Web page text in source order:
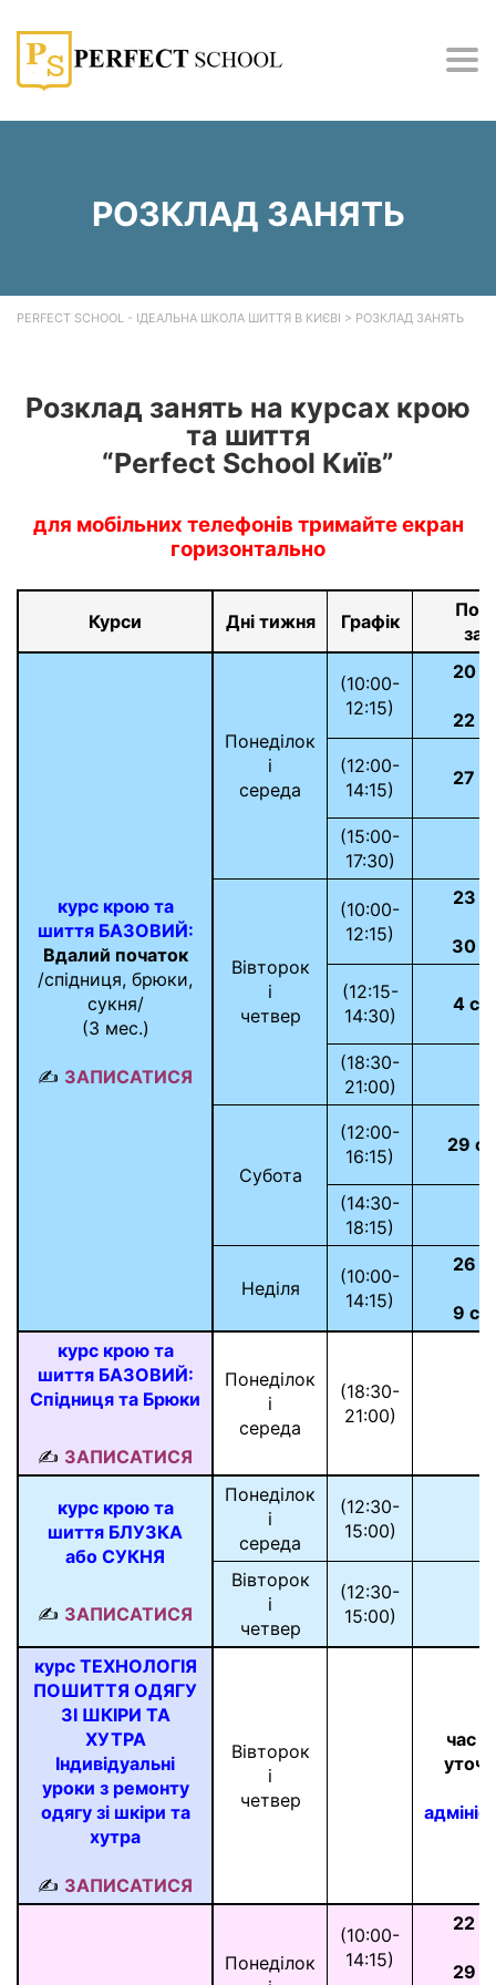
РОЗКЛАД ЗАНЯТЬ
PERFECT SCHOOL - ІДЕАЛЬНА ШКОЛА ШИТТЯ В КИЄВІ > РОЗКЛАД ЗАНЯТЬ
Розклад занять на курсах крою
та шиття
“Perfect School Київ”
для мобільних телефонів тримайте екран
горизонтально
Курси Дні тижня Графік
курс крою та
шиття БАЗОВИЙ:
Вдалий початок
/спідниця, брюки,
сукня/
(3 мес.)
✍ ЗАПИСАТИСЯ
Понеділок
і
середа
(10:00-
12:15)
20
22
(12:00-
14:15)
27
(15:00-
17:30)
Вівторок
і
четвер
(10:00-
12:15)
23
30
(12:15-
14:30)
4
(18:30-
21:00)
Субота
(12:00-
16:15)
29
(14:30-
18:15)
Неділя
(10:00-
14:15)
26
9
курс крою та
шиття БАЗОВИЙ:
Спідниця та Брюки
✍ ЗАПИСАТИСЯ
Понеділок
і
середа
(18:30-
21:00)
курс крою та
шиття БЛУЗКА
або СУКНЯ
✍ ЗАПИСАТИСЯ
Понеділок
і
середа
(12:30-
15:00)
Вівторок
і
четвер
(12:30-
15:00)
курс ТЕХНОЛОГІЯ
ПОШИТТЯ ОДЯГУ
ЗІ ШКІРИ ТА
ХУТРА
Індивідуальні
уроки з ремонту
одягу зі шкіри та
хутра
✍ ЗАПИСАТИСЯ
Вівторок
і
четвер
час
Понеділок
(10:00-
14:15)
22
29